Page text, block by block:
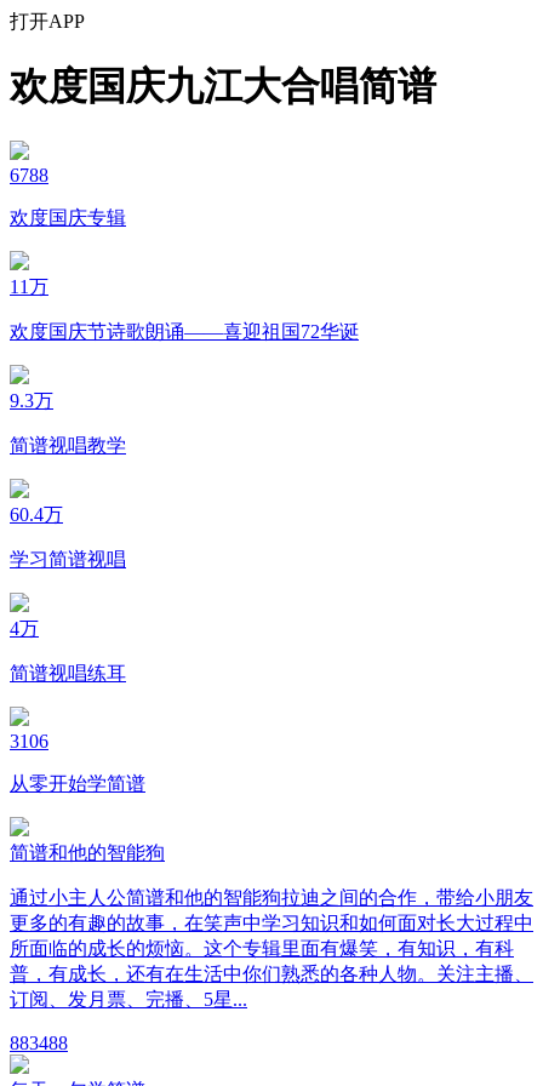
打开APP
欢度国庆九江大合唱简谱
6788
欢度国庆专辑
11万
欢度国庆节诗歌朗诵——喜迎祖国72华诞
9.3万
简谱视唱教学
60.4万
学习简谱视唱
4万
简谱视唱练耳
3106
从零开始学简谱
简谱和他的智能狗
通过小主人公简谱和他的智能狗拉迪之间的合作，带给小朋友
更多的有趣的故事，在笑声中学习知识和如何面对长大过程中
所面临的成长的烦恼。这个专辑里面有爆笑，有知识，有科
普，有成长，还有在生活中你们熟悉的各种人物。关注主播、
订阅、发月票、完播、5星...
883488